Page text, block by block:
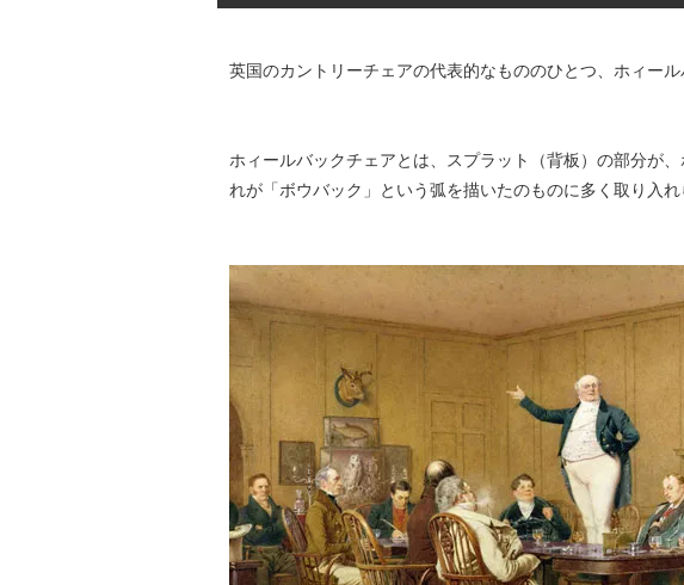
英国のカントリーチェアの代表的なもののひとつ、ホィール
ホィールバックチェアとは、スプラット（背板）の部分が
れが「ボウバック」という弧を描いたのものに多く取り入れ